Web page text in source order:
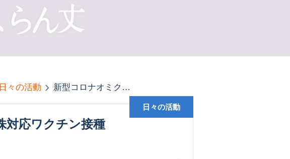
日々の活動 新型コロナオミクロン株対応ワクチン接種を開始します
日々の活動